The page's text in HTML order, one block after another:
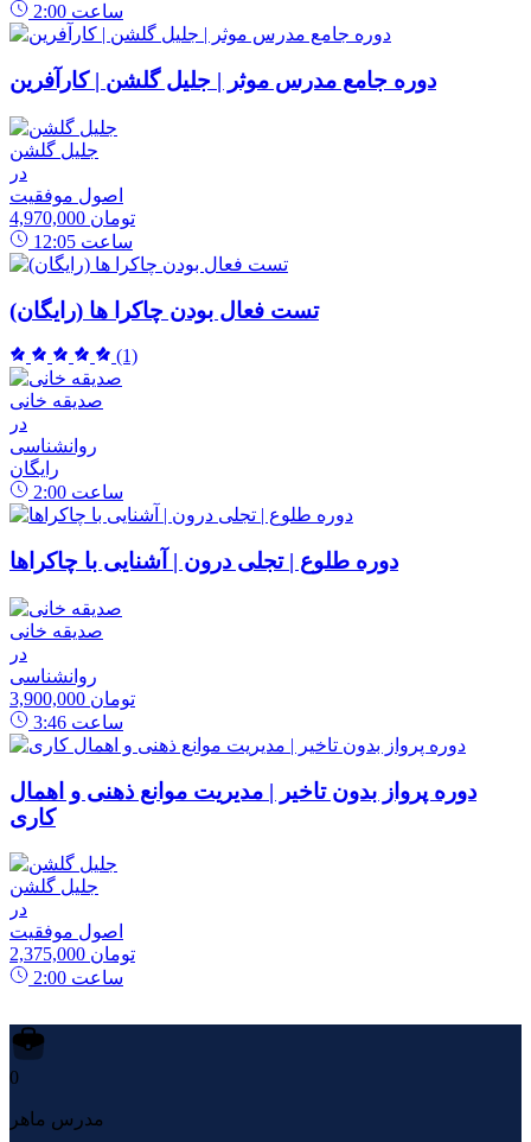
2:00 ساعت
دوره جامع مدرس موثر | جلیل گلشن | کارآفرین
جلیل گلشن
در
اصول موفقیت
4,970,000 تومان
12:05 ساعت
تست فعال بودن چاکرا ها (رایگان)
(1)
صدیقه خانی
در
روانشناسی
رایگان
2:00 ساعت
دوره طلوع | تجلی درون | آشنایی با چاکراها
صدیقه خانی
در
روانشناسی
3,900,000 تومان
3:46 ساعت
دوره پرواز بدون تاخیر | مدیریت موانع ذهنی و اهمال
کاری
جلیل گلشن
در
اصول موفقیت
2,375,000 تومان
2:00 ساعت
0
مدرس ماهر